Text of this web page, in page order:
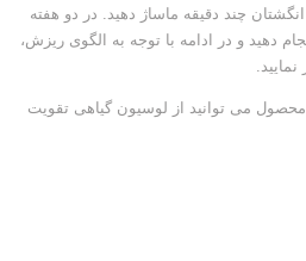
چند دقیقه ماساژ دهید. در دو هفته
دهید و در ادامه با توجه به الگوی ریزش،
می توانید از لوسیون گیاهی تقویت